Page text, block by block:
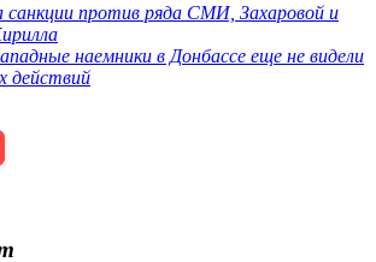
санкции против ряда СМИ, Захаровой и
наемники в Донбассе еще не видели
действий